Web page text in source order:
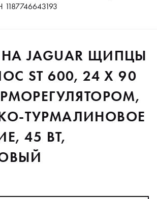
JAGUAR ЩИПЦЫ
ST 600, 24 Х 90
ТУРМАЛИНОВОЕ
45 ВТ,